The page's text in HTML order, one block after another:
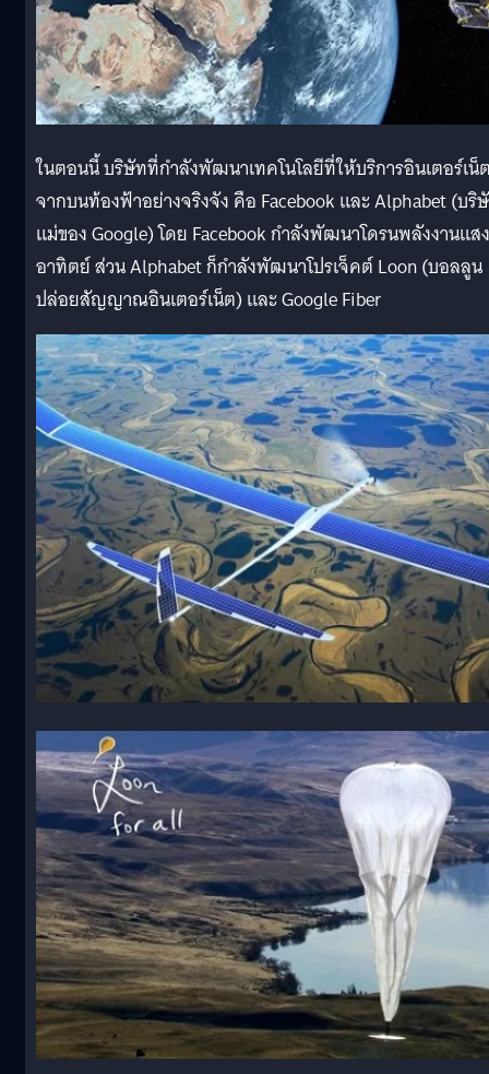
ในตอนนี้ บริษัทที่กำลังพัฒนาเทคโนโลยีที่ให้บริการอินเตอร์เน็
จากบนท้องฟ้าอย่างจริงจัง คือ Facebook และ Alphabet (บริ
แม่ของ Google) โดย Facebook กำลังพัฒนาโดรนพลังงานแสง
อาทิตย์ ส่วน Alphabet ก็กำลังพัฒนาโปรเจ็คต์ Loon (บอลลูน
ปล่อยสัญญาณอินเตอร์เน็ต) และ Google Fiber